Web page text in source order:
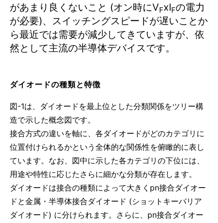
があまり良くないこと (オン時にVFxIFの電力
が必要)、スイッチングスピードが遅いことか
ら最近では需要が減少してきていますが、依
然として主流の半導体デバイスです。
ダイオードの種類と特徴
図-1は、ダイオードを最上位とした分類関係をツリー構
造で示した概念図です。
接合方式の違いを軸に、各ダイオードがどのカテゴリに
位置付けられるかという全体的な関係性を俯瞰的に表し
ています。なお、図中に示した各カテゴリの下位には、
用途や特性に応じたさらに細かな分類が存在します。
ダイオードは接合の種類によって大きくpn接合ダイオー
ドと金属・半導体接合ダイオード (ショットキーバリア
ダイオード) に分けられます。さらに、pn接合ダイオー